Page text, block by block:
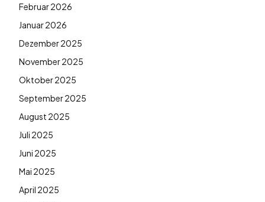
Februar 2026
Januar 2026
Dezember 2025
November 2025
Oktober 2025
September 2025
August 2025
Juli 2025
Juni 2025
Mai 2025
April 2025